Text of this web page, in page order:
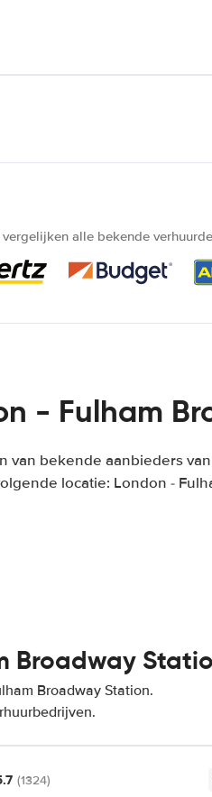
alle bekende
- Fulham
van bekende aanbieders
locatie: London -
Broadway
Broadway Station.
(1324)